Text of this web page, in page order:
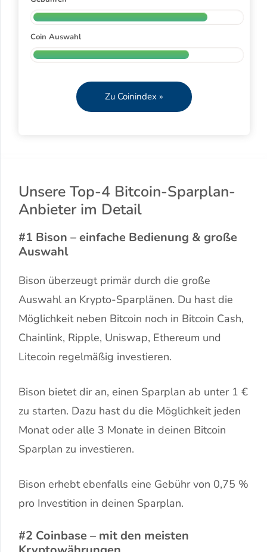
Coin Auswahl
Zu Coinindex »
Unsere Top-4 Bitcoin-Sparplan-
Anbieter im Detail
#1 Bison – einfache Bedienung & große
Auswahl
Bison überzeugt primär durch die große
Auswahl an Krypto-Sparplänen. Du hast die
Möglichkeit neben Bitcoin noch in Bitcoin Cash,
Chainlink, Ripple, Uniswap, Ethereum und
Litecoin regelmäßig investieren.
Bison bietet dir an, einen Sparplan ab unter 1 €
zu starten. Dazu hast du die Möglichkeit jeden
Monat oder alle 3 Monate in deinen Bitcoin
Sparplan zu investieren.
Bison erhebt ebenfalls eine Gebühr von 0,75 %
pro Investition in deinen Sparplan.
#2 Coinbase – mit den meisten